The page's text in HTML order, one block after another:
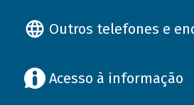
Outros telefones e
Acesso à informação